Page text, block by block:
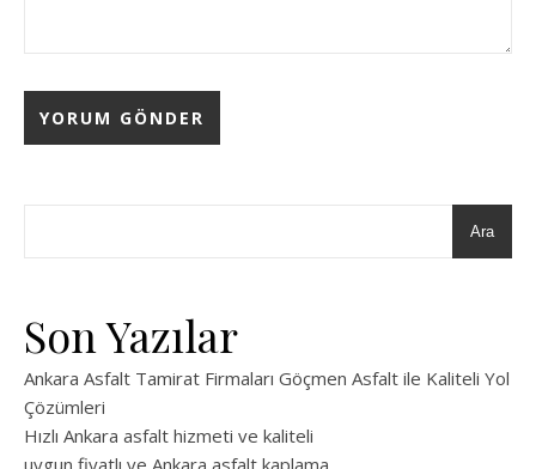
Ara
Son Yazılar
Ankara Asfalt Tamirat Firmaları Göçmen Asfalt ile Kaliteli Yol
Çözümleri
Hızlı Ankara asfalt hizmeti ve kaliteli